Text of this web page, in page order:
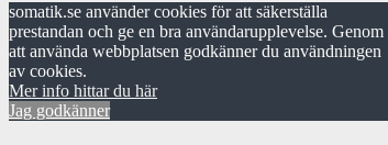
somatik.se använder cookies för att säkerställa
prestandan och ge en bra användarupplevelse. Genom
att använda webbplatsen godkänner du användningen
av cookies.
Mer info hittar du här
Jag godkänner